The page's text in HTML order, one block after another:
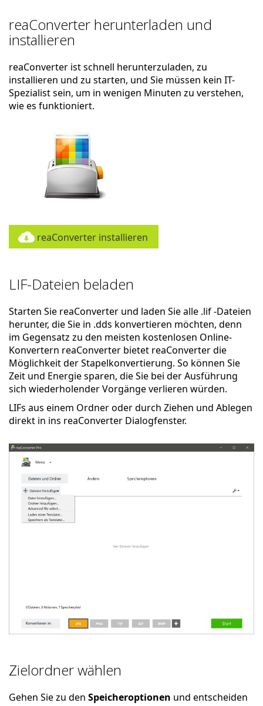
reaConverter herunterladen und
installieren
reaConverter ist schnell herunterzuladen, zu
installieren und zu starten, und Sie müssen kein IT-
Spezialist sein, um in wenigen Minuten zu verstehen,
wie es funktioniert.
reaConverter installieren
LIF-Dateien beladen
Starten Sie reaConverter und laden Sie alle .lif -Dateien
herunter, die Sie in .dds konvertieren möchten, denn
im Gegensatz zu den meisten kostenlosen Online-
Konvertern reaConverter bietet reaConverter die
Möglichkeit der Stapelkonvertierung. So können Sie
Zeit und Energie sparen, die Sie bei der Ausführung
sich wiederholender Vorgänge verlieren würden.
LIFs aus einem Ordner oder durch Ziehen und Ablegen
direkt in ins reaConverter Dialogfenster.
Zielordner wählen
Gehen Sie zu den Speicheroptionen und entscheiden